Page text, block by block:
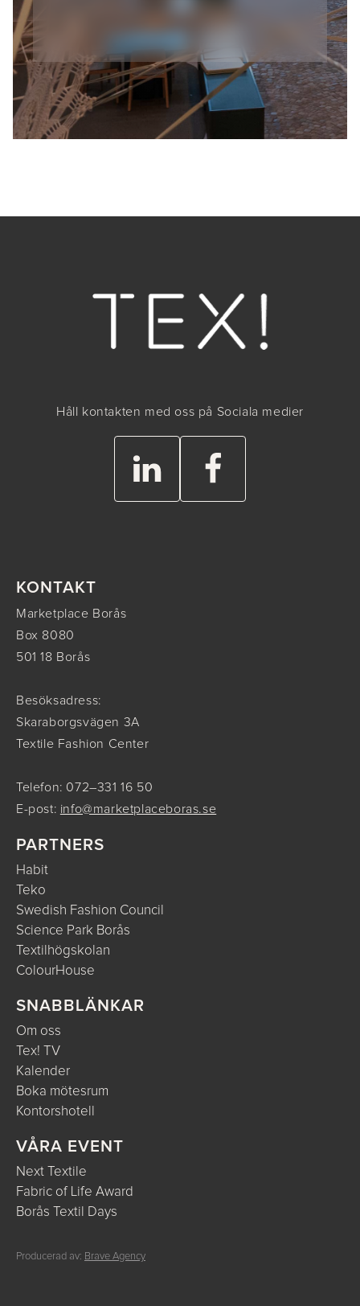
Håll kontakten med oss på Sociala medier
KONTAKT
Marketplace Borås
Box 8080
501 18 Borås
Besöksadress:
Skaraborgsvägen 3A
Textile Fashion Center
Telefon: 072–331 16 50
E-post: info@marketplaceboras.se
PARTNERS
Habit
Teko
Swedish Fashion Council
Science Park Borås
Textilhögskolan
ColourHouse
SNABBLÄNKAR
Om oss
Tex! TV
Kalender
Boka mötesrum
Kontorshotell
VÅRA EVENT
Next Textile
Fabric of Life Award
Borås Textil Days
Producerad av: Brave Agency